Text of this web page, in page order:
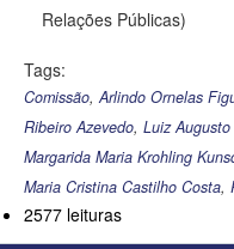
Relações Públicas)
Tags:
Comissão,Arlindo Ornelas
Ribeiro Azevedo, Luiz
Margarida Maria Krohling
Maria Cristina Castilho Costa,
2577 leituras